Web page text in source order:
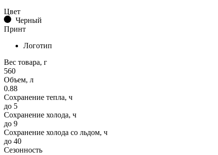
Цвет
Черный
Принт
Логотип
Вес товара, г
560
Объем, л
0.88
Сохранение тепла, ч
до 5
Сохранение холода, ч
до 9
Сохранение холода со льдом, ч
до 40
Сезонность